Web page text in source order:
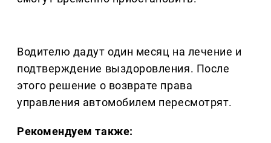
Водителю дадут один месяц на лечение и
подтверждение выздоровления. После
этого решение о возврате права
управления автомобилем пересмотрят.
Рекомендуем также: